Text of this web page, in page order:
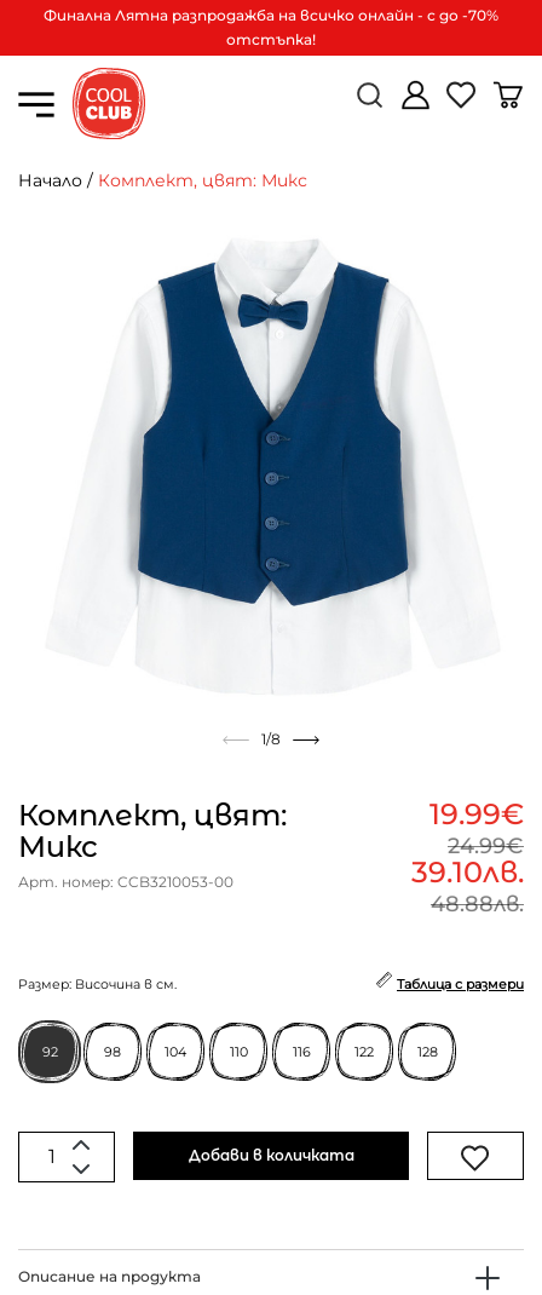
Финална Лятна разпродажба на всичко онлайн - с до -70%
отстъпка!
Начало / Комплект, цвят: Микс
1/8
Комплект, цвят:
Микс
Арт. номер: CCB3210053-00
19.99€
24.99€
39.10лв.
48.88лв.
Размер: Височина в см. Таблица с размери
92 98 104 110 116 122 128
Добави в количката
Описание на продукта